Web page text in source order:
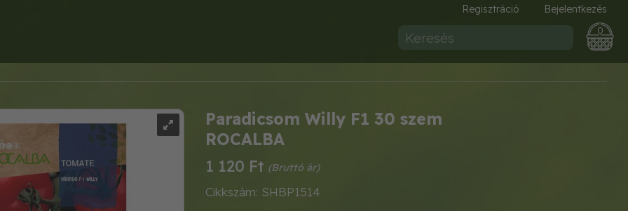
Regisztráció Bejelentkezés
0
Paradicsom Willy F1 30 szem
ROCALBA
1 120 Ft
Cikkszám: SHBP1514